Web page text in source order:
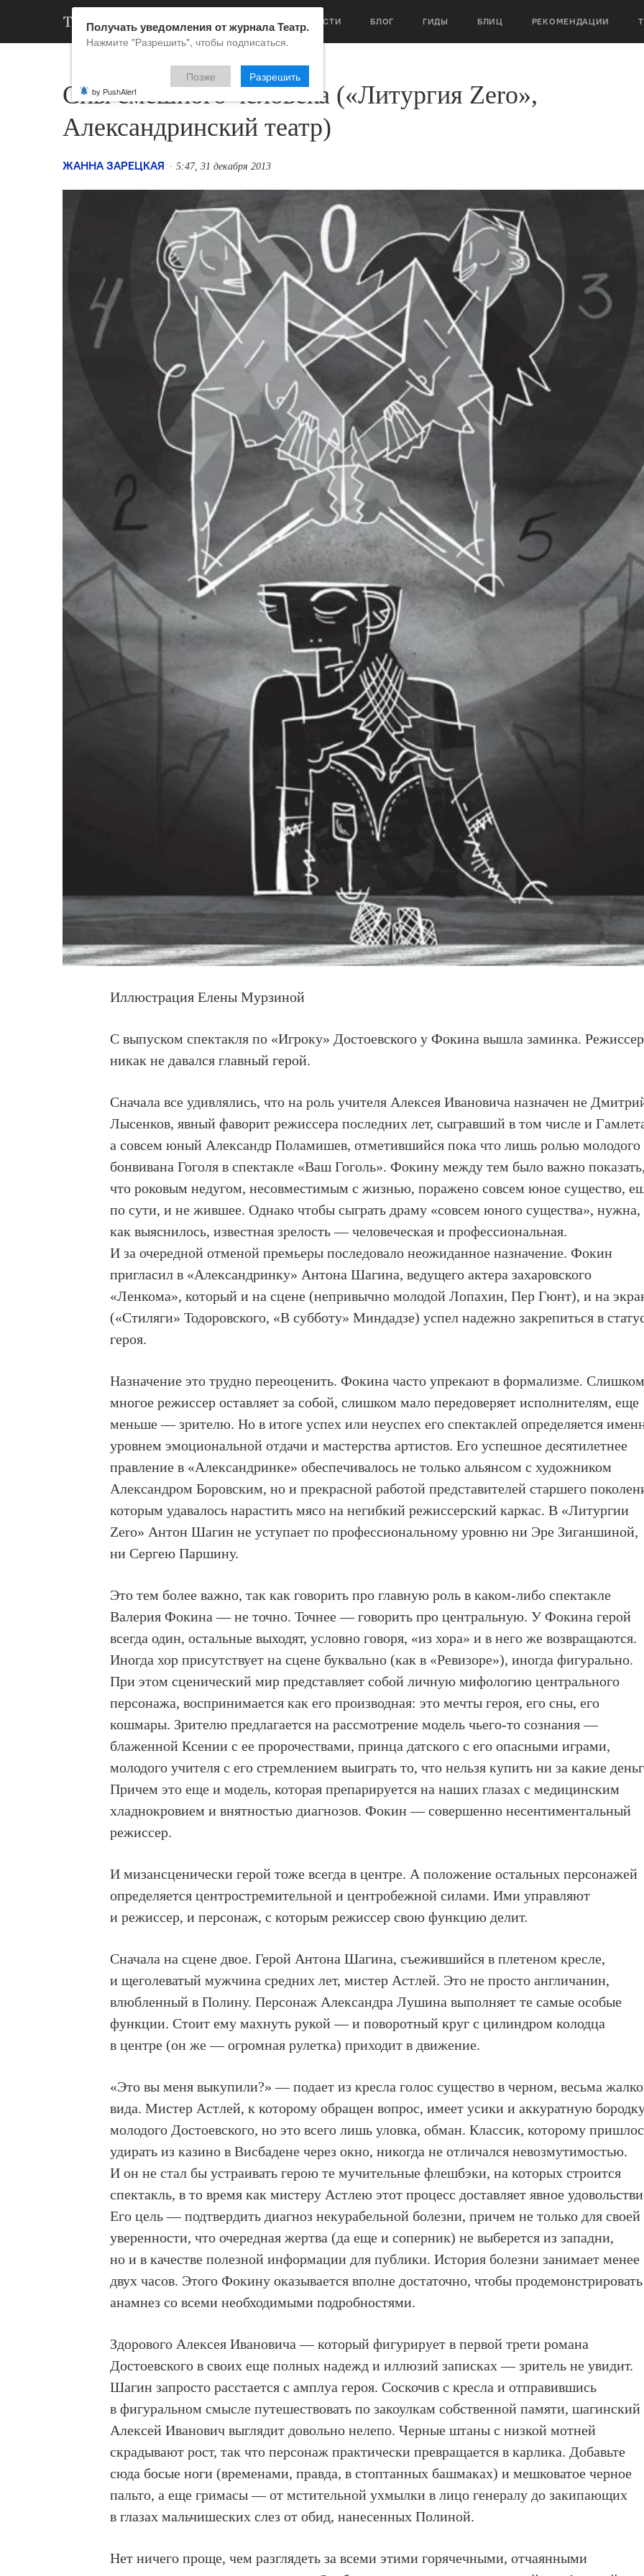
НОВОСТИ БЛОГ ГИДЫ БЛИЦ РЕКОМЕНДАЦИИ
Сны смешного человека («Литургия Zero»,
Александринский театр)
ЖАННА ЗАРЕЦКАЯ 5:47, 31 декабря 2013
Иллюстрация Елены Мурзиной
С выпуском спектакля по «Игроку» Достоевского у Фокина вышла заминка.
никак не давался главный герой.
Сначала все удивлялись, что на роль учителя Алексея Ивановича назначен не
Лысенков, явный фаворит режиссера последних лет, сыгравший в том числе и
а совсем юный Александр Поламишев, отметившийся пока что лишь ролью молодого
бонвивана Гоголя в спектакле «Ваш Гоголь». Фокину между тем было важно
что роковым недугом, несовместимым с жизнью, поражено совсем юное существо,
по сути, и не жившее. Однако чтобы сыграть драму «совсем юного существа», нужна,
как выяснилось, известная зрелость — человеческая и профессиональная.
И за очередной отменой премьеры последовало неожиданное назначение. Фокин
пригласил в «Александринку» Антона Шагина, ведущего актера захаровского
«Ленкома», который и на сцене (непривычно молодой Лопахин, Пер Гюнт), и на
(«Стиляги» Тодоровского, «В субботу» Миндадзе) успел надежно закрепиться в
героя.
Назначение это трудно переоценить. Фокина часто упрекают в формализме.
многое режиссер оставляет за собой, слишком мало передоверяет исполнителям, еще
меньше — зрителю. Но в итоге успех или неуспех его спектаклей определяется
уровнем эмоциональной отдачи и мастерства артистов. Его успешное десятилетнее
правление в «Александринке» обеспечивалось не только альянсом с художником
Александром Боровским, но и прекрасной работой представителей старшего
которым удавалось нарастить мясо на негибкий режиссерский каркас. В «Литургии
Zero» Антон Шагин не уступает по профессиональному уровню ни Эре Зиганшиной,
ни Сергею Паршину.
Это тем более важно, так как говорить про главную роль в каком-либо спектакле
Валерия Фокина — не точно. Точнее — говорить про центральную. У Фокина герой
всегда один, остальные выходят, условно говоря, «из хора» и в него же возвращаются.
Иногда хор присутствует на сцене буквально (как в «Ревизоре»), иногда фигурально.
При этом сценический мир представляет собой личную мифологию центрального
персонажа, воспринимается как его производная: это мечты героя, его сны, его
кошмары. Зрителю предлагается на рассмотрение модель чьего-то сознания —
блаженной Ксении с ее пророчествами, принца датского с его опасными играми,
молодого учителя с его стремлением выиграть то, что нельзя купить ни за какие
Причем это еще и модель, которая препарируется на наших глазах с медицинским
хладнокровием и внятностью диагнозов. Фокин — совершенно несентиментальный
режиссер.
И мизансценически герой тоже всегда в центре. А положение остальных персонажей
определяется центростремительной и центробежной силами. Ими управляют
и режиссер, и персонаж, с которым режиссер свою функцию делит.
Сначала на сцене двое. Герой Антона Шагина, съежившийся в плетеном кресле,
и щеголеватый мужчина средних лет, мистер Астлей. Это не просто англичанин,
влюбленный в Полину. Персонаж Александра Лушина выполняет те самые особые
функции. Стоит ему махнуть рукой — и поворотный круг с цилиндром колодца
в центре (он же — огромная рулетка) приходит в движение.
«Это вы меня выкупили?» — подает из кресла голос существо в черном, весьма
вида. Мистер Астлей, к которому обращен вопрос, имеет усики и аккуратную
молодого Достоевского, но это всего лишь уловка, обман. Классик, которому
удирать из казино в Висбадене через окно, никогда не отличался невозмутимостью.
И он не стал бы устраивать герою те мучительные флешбэки, на которых строится
спектакль, в то время как мистеру Астлею этот процесс доставляет явное
Его цель — подтвердить диагноз некурабельной болезни, причем не только для своей
уверенности, что очередная жертва (да еще и соперник) не выберется из западни,
но и в качестве полезной информации для публики. История болезни занимает менее
двух часов. Этого Фокину оказывается вполне достаточно, чтобы продемонстрировать
анамнез со всеми необходимыми подробностями.
Здорового Алексея Ивановича — который фигурирует в первой трети романа
Достоевского в своих еще полных надежд и иллюзий записках — зритель не увидит.
Шагин запросто расстается с амплуа героя. Соскочив с кресла и отправившись
в фигуральном смысле путешествовать по закоулкам собственной памяти, шагинский
Алексей Иванович выглядит довольно нелепо. Черные штаны с низкой мотней
скрадывают рост, так что персонаж практически превращается в карлика. Добавьте
сюда босые ноги (временами, правда, в стоптанных башмаках) и мешковатое черное
пальто, а еще гримасы — от мстительной ухмылки в лицо генералу до закипающих
в глазах мальчишеских слез от обид, нанесенных Полиной.
Нет ничего проще, чем разглядеть за всеми этими горячечными, отчаянными
Получать уведомления от журнала Театр.
Нажмите "Разрешить", чтобы подписаться.
Позже Разрешить
by PushAlert